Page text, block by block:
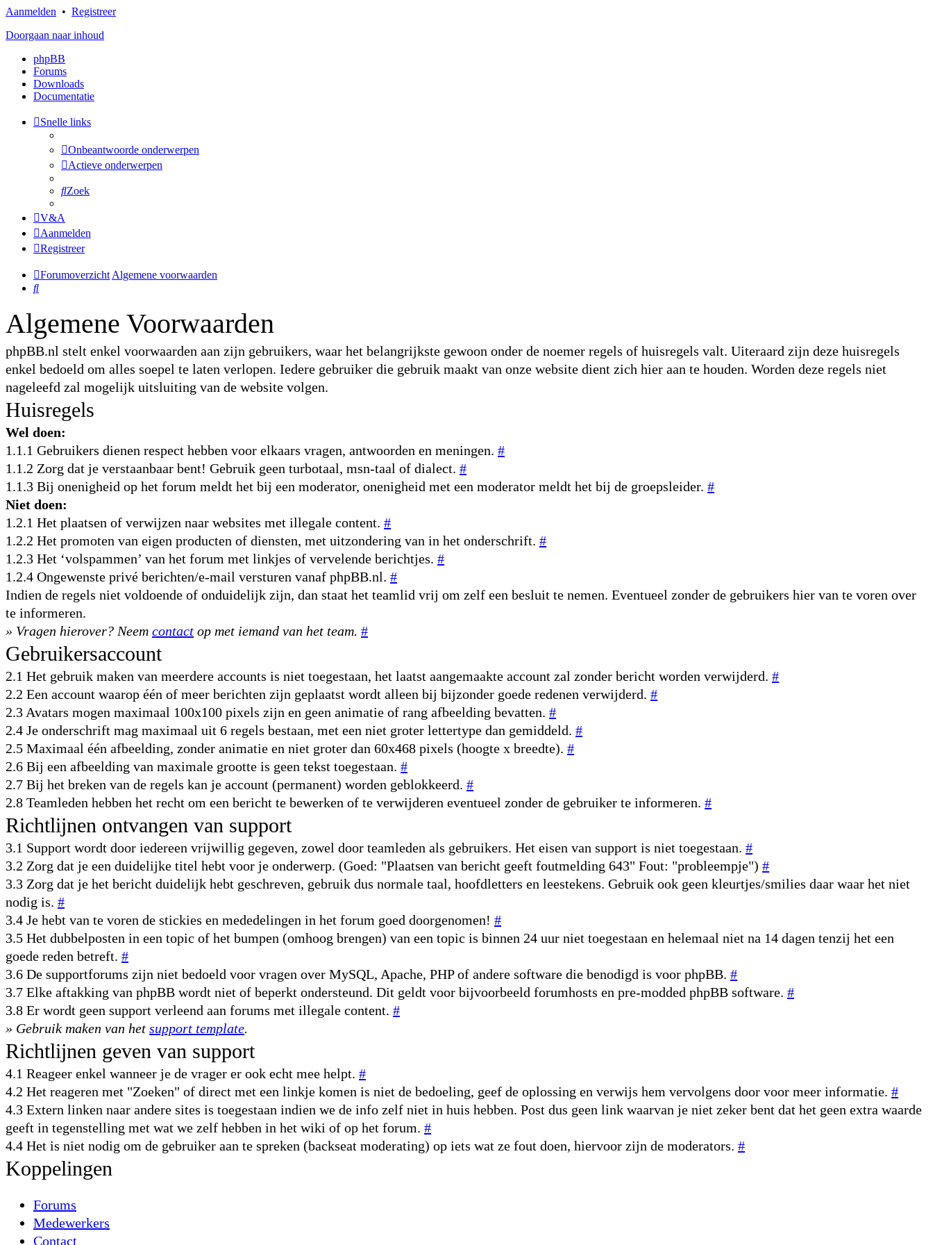
Aanmelden • Registreer
Doorgaan naar inhoud
phpBB
Forums
Downloads
Documentatie
Snelle links
Onbeantwoorde onderwerpen
Actieve onderwerpen
Zoek
V&A
Aanmelden
Registreer
Forumoverzicht Algemene voorwaarden
Zoek
Algemene Voorwaarden
phpBB.nl stelt enkel voorwaarden aan zijn gebruikers, waar het belangrijkste gewoon onder de noemer regels of huisregels valt. Uiteraard zijn deze huisregels
enkel bedoeld om alles soepel te laten verlopen. Iedere gebruiker die gebruik maakt van onze website dient zich hier aan te houden. Worden deze regels niet
nageleefd zal mogelijk uitsluiting van de website volgen.
Huisregels
Wel doen:
1.1.1 Gebruikers dienen respect hebben voor elkaars vragen, antwoorden en meningen. #
1.1.2 Zorg dat je verstaanbaar bent! Gebruik geen turbotaal, msn-taal of dialect. #
1.1.3 Bij onenigheid op het forum meldt het bij een moderator, onenigheid met een moderator meldt het bij de groepsleider. #
Niet doen:
1.2.1 Het plaatsen of verwijzen naar websites met illegale content. #
1.2.2 Het promoten van eigen producten of diensten, met uitzondering van in het onderschrift. #
1.2.3 Het ‘volspammen’ van het forum met linkjes of vervelende berichtjes. #
1.2.4 Ongewenste privé berichten/e-mail versturen vanaf phpBB.nl. #
Indien de regels niet voldoende of onduidelijk zijn, dan staat het teamlid vrij om zelf een besluit te nemen. Eventueel zonder de gebruikers hier van te voren over
te informeren.
» Vragen hierover? Neem contact op met iemand van het team. #
Gebruikersaccount
2.1 Het gebruik maken van meerdere accounts is niet toegestaan, het laatst aangemaakte account zal zonder bericht worden verwijderd. #
2.2 Een account waarop één of meer berichten zijn geplaatst wordt alleen bij bijzonder goede redenen verwijderd. #
2.3 Avatars mogen maximaal 100x100 pixels zijn en geen animatie of rang afbeelding bevatten. #
2.4 Je onderschrift mag maximaal uit 6 regels bestaan, met een niet groter lettertype dan gemiddeld. #
2.5 Maximaal één afbeelding, zonder animatie en niet groter dan 60x468 pixels (hoogte x breedte). #
2.6 Bij een afbeelding van maximale grootte is geen tekst toegestaan. #
2.7 Bij het breken van de regels kan je account (permanent) worden geblokkeerd. #
2.8 Teamleden hebben het recht om een bericht te bewerken of te verwijderen eventueel zonder de gebruiker te informeren. #
Richtlijnen ontvangen van support
3.1 Support wordt door iedereen vrijwillig gegeven, zowel door teamleden als gebruikers. Het eisen van support is niet toegestaan. #
3.2 Zorg dat je een duidelijke titel hebt voor je onderwerp. (Goed: "Plaatsen van bericht geeft foutmelding 643" Fout: "probleempje") #
3.3 Zorg dat je het bericht duidelijk hebt geschreven, gebruik dus normale taal, hoofdletters en leestekens. Gebruik ook geen kleurtjes/smilies daar waar het niet
nodig is. #
3.4 Je hebt van te voren de stickies en mededelingen in het forum goed doorgenomen! #
3.5 Het dubbelposten in een topic of het bumpen (omhoog brengen) van een topic is binnen 24 uur niet toegestaan en helemaal niet na 14 dagen tenzij het een
goede reden betreft. #
3.6 De supportforums zijn niet bedoeld voor vragen over MySQL, Apache, PHP of andere software die benodigd is voor phpBB. #
3.7 Elke aftakking van phpBB wordt niet of beperkt ondersteund. Dit geldt voor bijvoorbeeld forumhosts en pre-modded phpBB software. #
3.8 Er wordt geen support verleend aan forums met illegale content. #
» Gebruik maken van het support template.
Richtlijnen geven van support
4.1 Reageer enkel wanneer je de vrager er ook echt mee helpt. #
4.2 Het reageren met "Zoeken" of direct met een linkje komen is niet de bedoeling, geef de oplossing en verwijs hem vervolgens door voor meer informatie. #
4.3 Extern linken naar andere sites is toegestaan indien we de info zelf niet in huis hebben. Post dus geen link waarvan je niet zeker bent dat het geen extra waarde
geeft in tegenstelling met wat we zelf hebben in het wiki of op het forum. #
4.4 Het is niet nodig om de gebruiker aan te spreken (backseat moderating) op iets wat ze fout doen, hiervoor zijn de moderators. #
Koppelingen
Forums
Medewerkers
Contact